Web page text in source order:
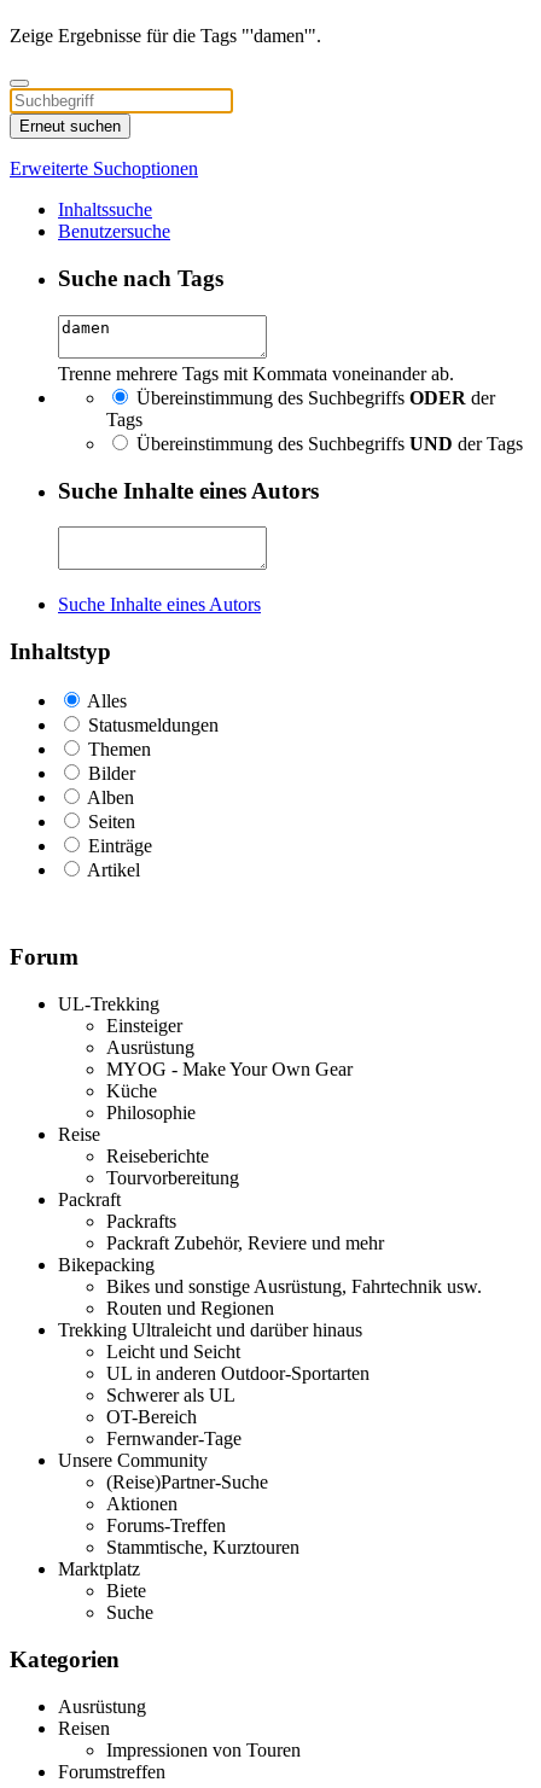
Zeige Ergebnisse für die Tags "'damen'".
Erneut suchen
Erweiterte Suchoptionen
Inhaltssuche
Benutzersuche
Suche nach Tags
Trenne mehrere Tags mit Kommata voneinander ab.
Übereinstimmung des Suchbegriffs ODER der
Tags
Übereinstimmung des Suchbegriffs UND der Tags
Suche Inhalte eines Autors
Suche Inhalte eines Autors
Inhaltstyp
Alles
Statusmeldungen
Themen
Bilder
Alben
Seiten
Einträge
Artikel
Forum
UL-Trekking
Einsteiger
Ausrüstung
MYOG - Make Your Own Gear
Küche
Philosophie
Reise
Reiseberichte
Tourvorbereitung
Packraft
Packrafts
Packraft Zubehör, Reviere und mehr
Bikepacking
Bikes und sonstige Ausrüstung, Fahrtechnik usw.
Routen und Regionen
Trekking Ultraleicht und darüber hinaus
Leicht und Seicht
UL in anderen Outdoor-Sportarten
Schwerer als UL
OT-Bereich
Fernwander-Tage
Unsere Community
(Reise)Partner-Suche
Aktionen
Forums-Treffen
Stammtische, Kurztouren
Marktplatz
Biete
Suche
Kategorien
Ausrüstung
Reisen
Impressionen von Touren
Forumstreffen